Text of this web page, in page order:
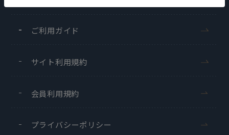
ご利用ガイド
サイト利用規約
会員利用規約
プライバシーポリシー